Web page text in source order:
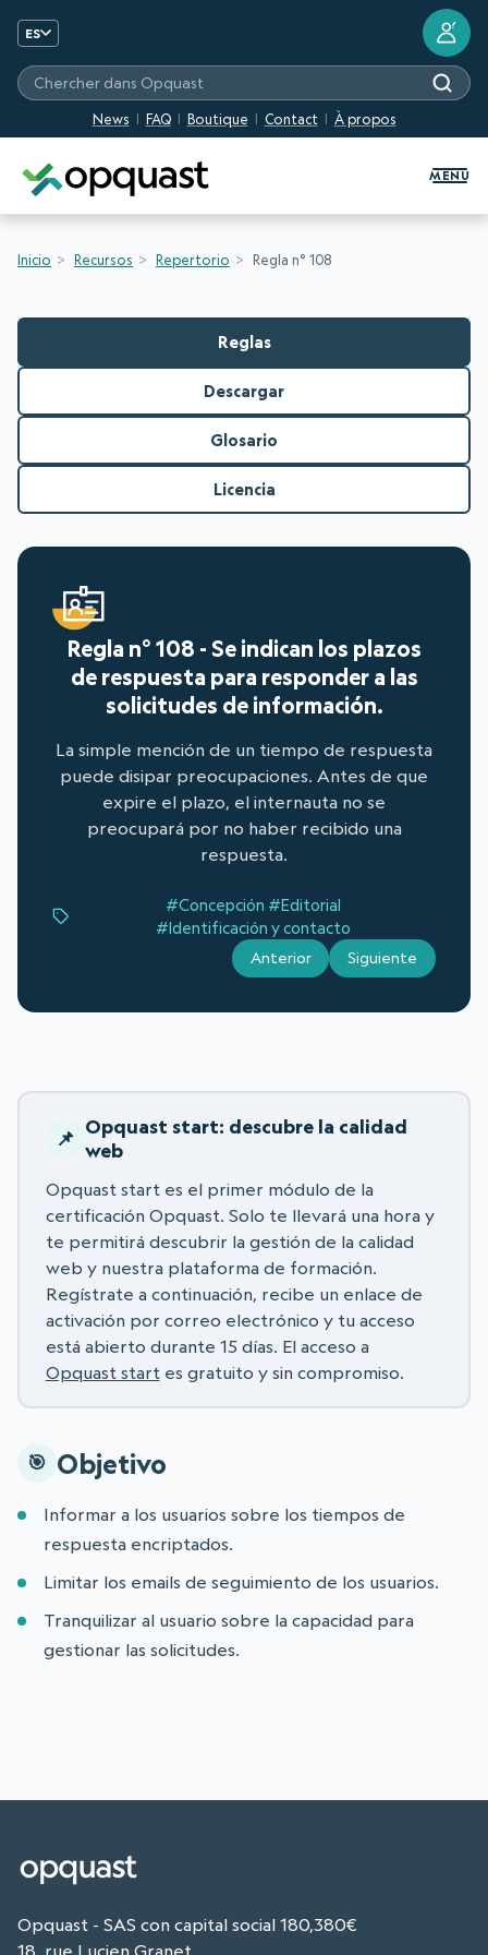
ES
News FAQ Boutique Contact À propos
Chercher dans Opquast
?
MENU
Inicio Recursos Repertorio Regla n° 108
Reglas
Descargar
Glosario
Licencia
Regla n° 108 - Se indican los plazos
de respuesta para responder a las
solicitudes de información.
La simple mención de un tiempo de respuesta
puede disipar preocupaciones. Antes de que
expire el plazo, el internauta no se
preocupará por no haber recibido una
respuesta.
#Concepción #Editorial
#Identificación y contacto
Anterior Siguiente
Opquast start: descubre la calidad
web
Opquast start es el primer módulo de la
certificación Opquast. Solo te llevará una hora y
te permitirá descubrir la gestión de la calidad
web y nuestra plataforma de formación.
Regístrate a continuación, recibe un enlace de
activación por correo electrónico y tu acceso
está abierto durante 15 días. El acceso a
Opquast startes gratuito y sin compromiso.
Objetivo
Informar a los usuarios sobre los tiempos de
respuesta encriptados.
Limitar los emails de seguimiento de los usuarios.
Tranquilizar al usuario sobre la capacidad para
gestionar las solicitudes.
Opquast - SAS con capital social 180,380€